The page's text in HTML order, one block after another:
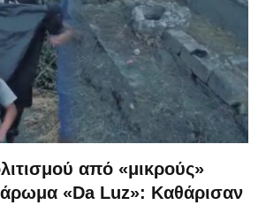
από «μικρούς»
άρωμα «Da Luz»: Καθάρισαν